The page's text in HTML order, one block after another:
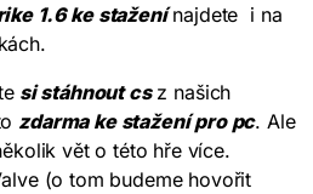
1.6 ke staženínajdete i na
si stáhnout csz našich
zdarma ke stažení pro pc. Ale
vět o této hře více.
(o tom budeme hovořit